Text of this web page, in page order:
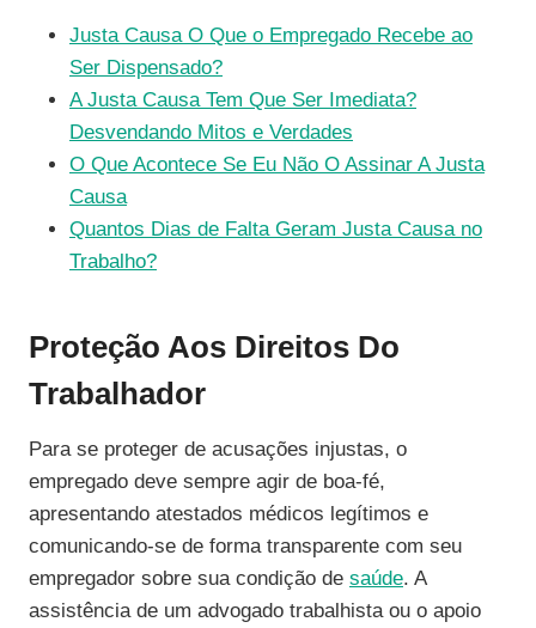
Justa Causa O Que o Empregado Recebe ao
Ser Dispensado?
A Justa Causa Tem Que Ser Imediata?
Desvendando Mitos e Verdades
O Que Acontece Se Eu Não O Assinar A Justa
Causa
Quantos Dias de Falta Geram Justa Causa no
Trabalho?
Proteção Aos Direitos Do
Trabalhador
Para se proteger de acusações injustas, o
empregado deve sempre agir de boa-fé,
apresentando atestados médicos legítimos e
comunicando-se de forma transparente com seu
empregador sobre sua condição de saúde. A
assistência de um advogado trabalhista ou o apoio